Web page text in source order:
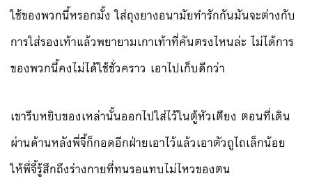
ใช้ของพวกนี้หรอกมั้ง ใส่ถุงยางอนามัยทำรักกันมันจะต่างกับ
การใส่รองเท้าแล้วพยายามเกาเท้าที่คันตรงไหนล่ะ ไม่ได้การ
ของพวกนี้คงไม่ได้ใช้ชั่วคราว เอาไปเก็บดีกว่า
เขารีบหยิบของเหล่านั้นออกไปใส่ไว้ในตู้หัวเตียง ตอนที่เดิน
ผ่านด้านหลังพี่จี้ก็กอดอีกฝ่ายเอาไว้แล้วเอาตัวถูไถเล็กน้อย
ให้พี่จี้รู้สึกถึงร่างกายที่ทนรอแทบไม่ไหวของตน